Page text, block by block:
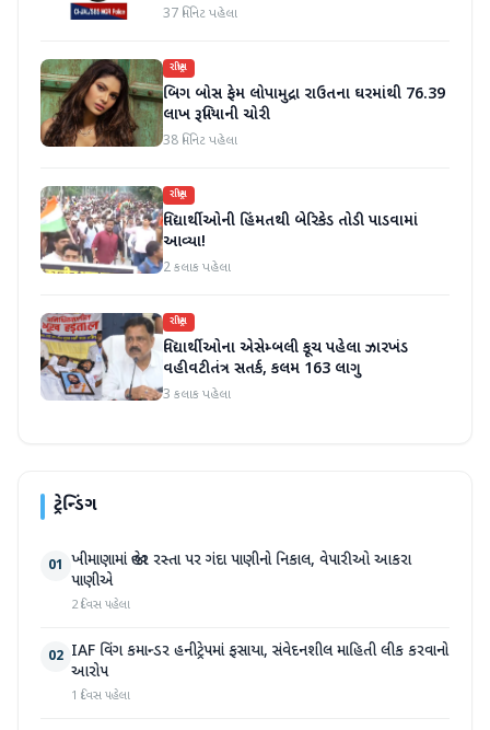
37 મિનિટ પહેલા
રાષ્ટ્રીય
બિગ બોસ ફેમ લોપામુદ્રા રાઉતના ઘરમાંથી 76.39
લાખ રૂપિયાની ચોરી
38 મિનિટ પહેલા
રાષ્ટ્રીય
વિદ્યાર્થીઓની હિંમતથી બેરિકેડ તોડી પાડવામાં
આવ્યા!
2 કલાક પહેલા
રાષ્ટ્રીય
વિદ્યાર્થીઓના એસેમ્બલી કૂચ પહેલા ઝારખંડ
વહીવટીતંત્ર સતર્ક, કલમ 163 લાગુ
3 કલાક પહેલા
ટ્રેન્ડિંગ
01 ખીમાણામાં જાહેર રસ્તા પર ગંદા પાણીનો નિકાલ, વેપારીઓ આકરા
પાણીએ
2 દિવસ પહેલા
02 IAF વિંગ કમાન્ડર હનીટ્રેપમાં ફસાયા, સંવેદનશીલ માહિતી લીક કરવાનો
આરોપ
1 દિવસ પહેલા